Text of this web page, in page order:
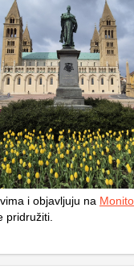
i objavljuju na
pridružiti.